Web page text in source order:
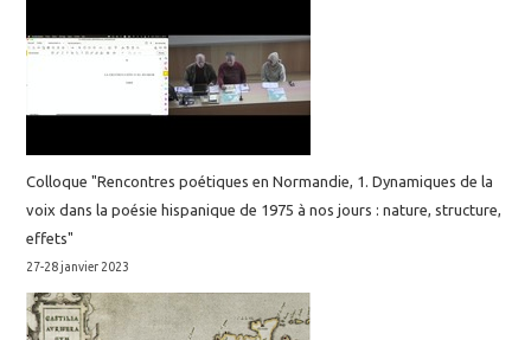
Colloque "Rencontres poétiques en Normandie, 1. Dynamiques de la
voix dans la poésie hispanique de 1975 à nos jours : nature, structure,
effets"
27-28 janvier 2023